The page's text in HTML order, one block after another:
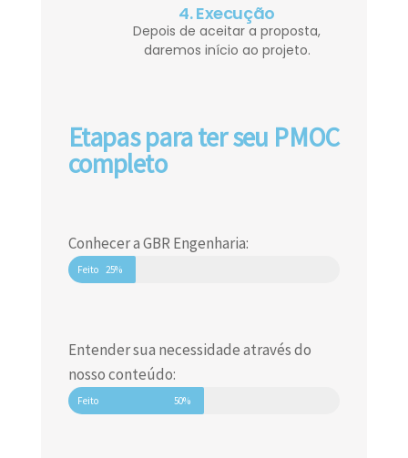
4. Execução
Depois de aceitar a proposta,
daremos início ao projeto.
Etapas para ter seu PMOC
completo
Conhecer a GBR Engenharia:
Feito 25%
Entender sua necessidade através do
nosso conteúdo:
Feito 50%